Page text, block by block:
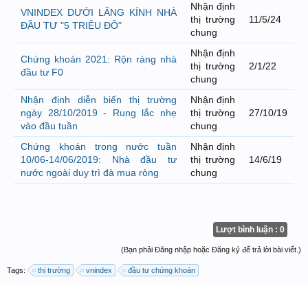
VNINDEX DƯỚI LĂNG KÍNH NHÀ
ĐẦU TƯ "5 TRIỆU ĐÔ"
Nhận định
thị trường
chung
11/5/24
Chứng khoán 2021: Rộn ràng nhà
đầu tư F0
Nhận định
thị trường
chung
2/1/22
Nhận định diễn biến thị trường
ngày 28/10/2019 - Rung lắc nhẹ
vào đầu tuần
Nhận định
thị trường
chung
27/10/19
Chứng khoán trong nước tuần
10/06-14/06/2019: Nhà đầu tư
nước ngoài duy trì đà mua ròng
Nhận định
thị trường
chung
14/6/19
Lượt bình luận : 0
(Bạn phải Đăng nhập hoặc Đăng ký để trả lời bài viết.)
Tags: thị trường vnindex đầu tư chứng khoán